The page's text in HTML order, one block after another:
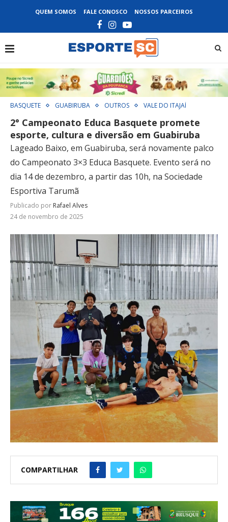
QUEM SOMOS FALE CONOSCO NOSSOS PARCEIROS
BASQUETE GUABIRUBA OUTROS VALE DO ITAJAÍ
2° Campeonato Educa Basquete promete
esporte, cultura e diversão em Guabiruba
Lageado Baixo, em Guabiruba, será novamente palco
do Campeonato 3×3 Educa Basquete. Evento será no
dia 14 de dezembro, a partir das 10h, na Sociedade
Esportiva Tarumã
Publicado por Rafael Alves
24 de novembro de 2025
COMPARTILHAR